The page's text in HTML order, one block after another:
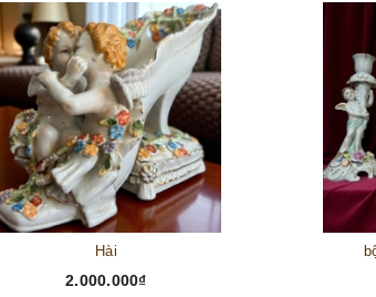
Hài
2.000.000₫